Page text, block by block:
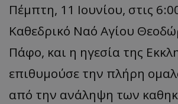
Πέμπτη, 11 Ιουνίου, στις
Καθεδρικό Ναό Αγίου
Πάφο, και η ηγεσία της
επιθυμούσε την πλήρη
από την ανάληψη των